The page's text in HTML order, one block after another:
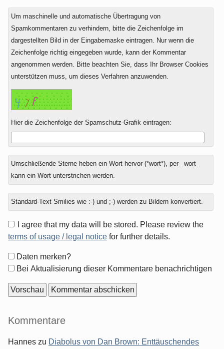
Um maschinelle und automatische Übertragung von
Spamkommentaren zu verhindern, bitte die Zeichenfolge im
dargestellten Bild in der Eingabemaske eintragen. Nur wenn die
Zeichenfolge richtig eingegeben wurde, kann der Kommentar
angenommen werden. Bitte beachten Sie, dass Ihr Browser Cookies
unterstützen muss, um dieses Verfahren anzuwenden.
Hier die Zeichenfolge der Spamschutz-Grafik eintragen:
Umschließende Sterne heben ein Wort hervor (*wort*), per _wort_
kann ein Wort unterstrichen werden.
Standard-Text Smilies wie :-) und ;-) werden zu Bildern konvertiert.
I agree that my data will be stored. Please review the
terms of usage / legal notice for further details.
Formular-
Optionen
Daten merken?
Bei Aktualisierung dieser Kommentare benachrichtigen
Seitenleiste
Kommentare
Hannes zu Diabolus von Dan Brown: Enttäuschendes